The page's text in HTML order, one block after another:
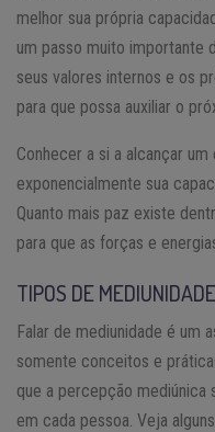
melhor sua própria
um passo muito importante
seus valores internos e os
para que possa auxiliar o
Conhecer a si a alcançar
exponencialmente sua
Quanto mais paz existe
para que as forças e
TIPOS DE MEDIUNIDADE
Falar de mediunidade é um
somente conceitos e
que a percepção mediúnica
em cada pessoa. Veja